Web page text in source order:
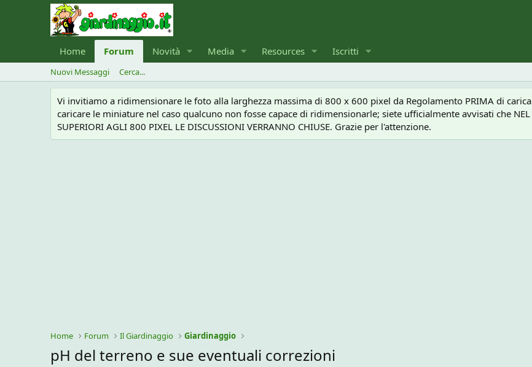
Home Forum Novità Media Resources Iscritti
Nuovi Messaggi Cerca...
Vi invitiamo a ridimensionare le foto alla larghezza massima di 800 x 600 pixel da Regolamento PRIMA di
caricare le miniature nel caso qualcuno non fosse capace di ridimensionarle; siete ufficialmente avvisati che NEL
SUPERIORI AGLI 800 PIXEL LE DISCUSSIONI VERRANNO CHIUSE. Grazie per l'attenzione.
Home Forum Il Giardinaggio Giardinaggio
pH del terreno e sue eventuali correzioni